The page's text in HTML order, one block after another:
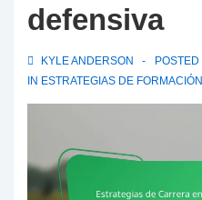
defensiva
KYLE ANDERSON POSTED
IN ESTRATEGIAS DE FORMACIÓN